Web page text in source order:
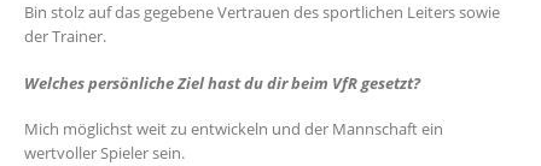
Bin stolz auf das gegebene Vertrauen des sportlichen Leiters sowie
der Trainer.
Welches persönliche Ziel hast du dir beim VfR gesetzt?
Mich möglichst weit zu entwickeln und der Mannschaft ein
wertvoller Spieler sein.